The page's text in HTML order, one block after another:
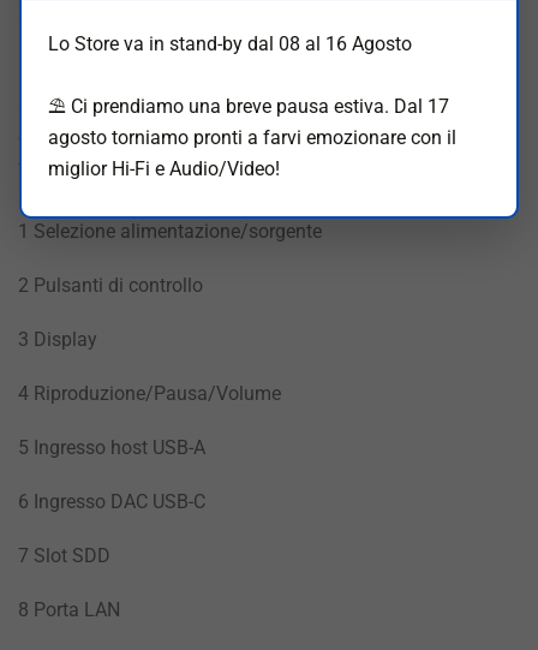
interferenze tra i circuiti, garantendo una maggiore
audio. Il risultato è una riproduzione sonora pulita, naturale
e dettagliata, che preserva ogni sfumatura con grande
fedeltà.
1 Selezione alimentazione/sorgente
2 Pulsanti di controllo
3 Display
4 Riproduzione/Pausa/Volume
5 Ingresso host USB-A
6 Ingresso DAC USB-C
7 Slot SDD
8 Porta LAN
Lo Store va in stand-by dal 08 al 16 Agosto
⛱️ Ci prendiamo una breve pausa estiva. Dal 17
agosto torniamo pronti a farvi emozionare con il
miglior Hi-Fi e Audio/Video!